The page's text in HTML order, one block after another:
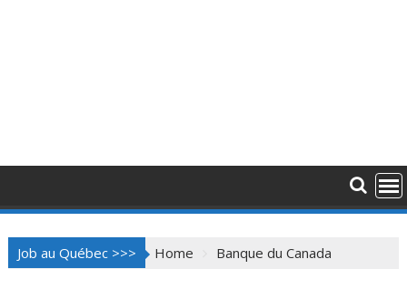
Job au Québec >>> Home Banque du Canada